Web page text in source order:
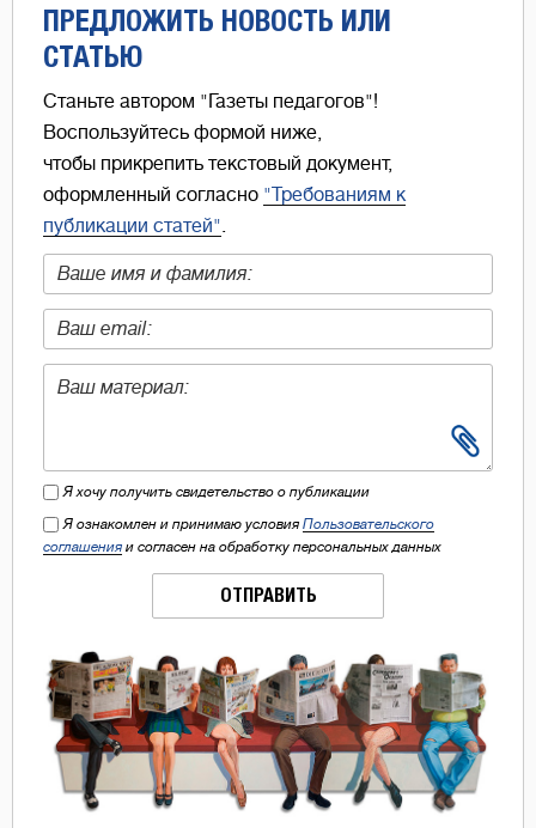
ПРЕДЛОЖИТЬ НОВОСТЬ ИЛИ
СТАТЬЮ
Станьте автором "Газеты педагогов"!
Воспользуйтесь формой ниже,
чтобы прикрепить текстовый документ,
оформленный согласно "Требованиям к
публикации статей".
Я хочу получить свидетельство о публикации
Я ознакомлен и принимаю условия Пользовательского
соглашения и согласен на обработку персональных данных
ОТПРАВИТЬ